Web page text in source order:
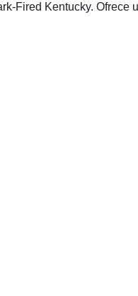
Fired Kentucky. Ofrece